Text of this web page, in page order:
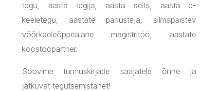
tegu, aasta tegija, aasta selts, aasta e-
keeletegu, aastate panustaja, silmapaistev
võõrkeeleõppealane magistritöö, aastate
koostööpartner.
Soovime tunnuskirjade saajatele õnne ja
jätkuvat tegutsemistahet!